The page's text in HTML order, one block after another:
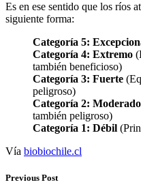
Es en ese sentido que los ríos
siguiente forma:
Categoría 5:
Categoría 4: Extremo
también beneficioso)
Categoría 3: Fuerte
peligroso)
Categoría 2: Moderado
también peligroso)
Categoría 1: Débil
Vía biobiochile.cl
Previous Post